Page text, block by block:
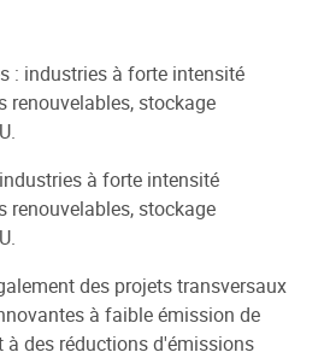
: industries à forte intensité
renouvelables, stockage
industries à forte intensité
renouvelables, stockage
des projets transversaux
à faible émission de
à des réductions d'émissions